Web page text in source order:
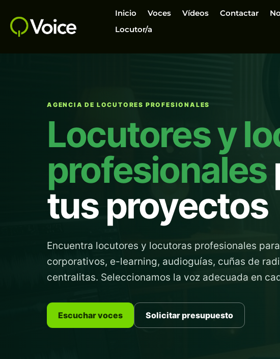
Inicio Voces Vídeos Contactar
Locutor/a
AGENCIA DE LOCUTORES PROFESIONALES
Locutores y
profesionales
tus proyectos
Encuentra locutores y locutoras profesionales
corporativos, e-learning, audioguías, cuñas de
centralitas. Seleccionamos la voz adecuada en
Escuchar voces Solicitar presupuesto